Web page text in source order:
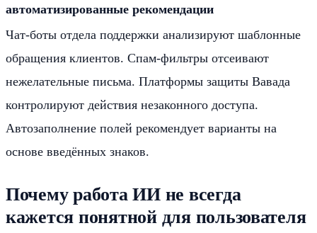
автоматизированные рекомендации
Чат-боты отдела поддержки анализируют шаблонные
обращения клиентов. Спам-фильтры отсеивают
нежелательные письма. Платформы защиты Вавада
контролируют действия незаконного доступа.
Автозаполнение полей рекомендует варианты на
основе введённых знаков.
Почему работа ИИ не всегда
кажется понятной для пользователя